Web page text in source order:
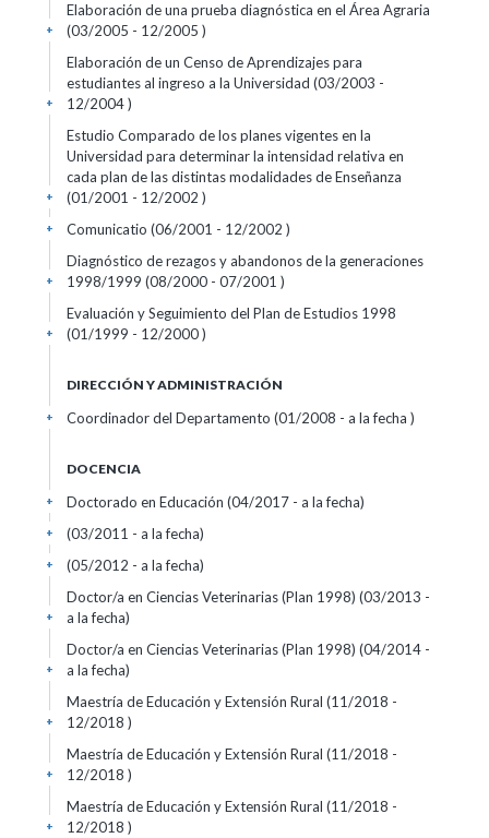
Elaboración de una prueba diagnóstica en el Área Agraria
(03/2005 - 12/2005 )
+
Elaboración de un Censo de Aprendizajes para
estudiantes al ingreso a la Universidad (03/2003 -
12/2004 )
+
Estudio Comparado de los planes vigentes en la
Universidad para determinar la intensidad relativa en
cada plan de las distintas modalidades de Enseñanza
(01/2001 - 12/2002 )
+
Comunicatio (06/2001 - 12/2002 )
+
Diagnóstico de rezagos y abandonos de la generaciones
1998/1999 (08/2000 - 07/2001 )
+
Evaluación y Seguimiento del Plan de Estudios 1998
(01/1999 - 12/2000 )
+
DIRECCIÓN Y ADMINISTRACIÓN
Coordinador del Departamento (01/2008 - a la fecha )
+
DOCENCIA
Doctorado en Educación (04/2017 - a la fecha)
+
(03/2011 - a la fecha)
+
(05/2012 - a la fecha)
+
Doctor/a en Ciencias Veterinarias (Plan 1998) (03/2013 -
a la fecha)
+
Doctor/a en Ciencias Veterinarias (Plan 1998) (04/2014 -
a la fecha)
+
Maestría de Educación y Extensión Rural (11/2018 -
12/2018 )
+
Maestría de Educación y Extensión Rural (11/2018 -
12/2018 )
+
Maestría de Educación y Extensión Rural (11/2018 -
12/2018 )
+